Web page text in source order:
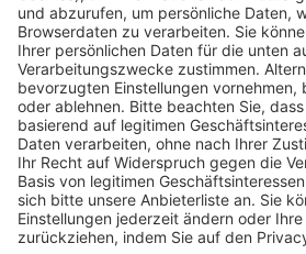
Pässe und Vereinswechsel
Trainerausbildung
Schulungsangebot Vereinsmitarbeiter
BFV-Geschäftsstellen
Trainerbörse
Login SpielPlus
FOLGE DEM BFV